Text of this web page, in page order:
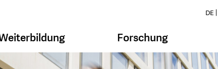
DE
Forschung